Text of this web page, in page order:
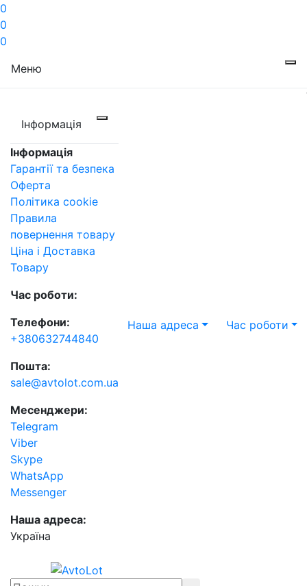
0
0
0
Меню
Інформація
Інформація
Гарантії та безпека
Оферта
Політика cookie
Правила
повернення товару
Ціна і Доставка
Товару
Час роботи:
Телефони:
+380632744840
Пошта:
sale@avtolot.com.ua
Месенджери:
Telegram
Viber
Skype
WhatsApp
Messenger
Наша адреса:
Українa
Наша адреса Час роботи